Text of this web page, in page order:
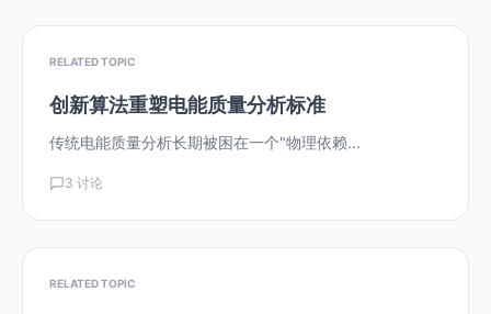
RELATED TOPIC
创新算法重塑电能质量分析标准
传统电能质量分析长期被困在一个"物理依赖...
3 讨论
RELATED TOPIC